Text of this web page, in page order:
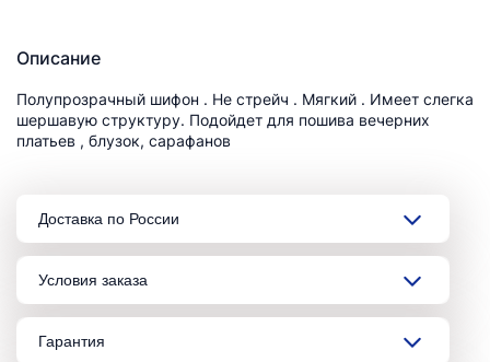
Описание
Полупрозрачный шифон . Не стрейч . Мягкий . Имеет слегка
шершавую структуру. Подойдет для пошива вечерних
платьев , блузок, сарафанов
Доставка по России
Условия заказа
Гарантия